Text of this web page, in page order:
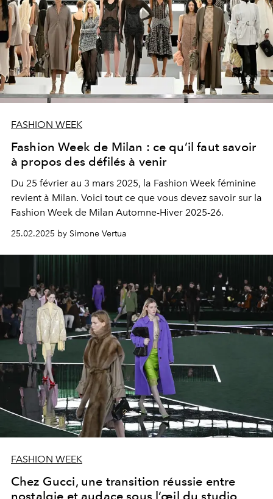
FASHION WEEK
Fashion Week de Milan : ce qu’il faut savoir
à propos des défilés à venir
Du 25 février au 3 mars 2025, la Fashion Week féminine
revient à Milan. Voici tout ce que vous devez savoir sur la
Fashion Week de Milan Automne-Hiver 2025-26.
25.02.2025 by Simone Vertua
FASHION WEEK
Chez Gucci, une transition réussie entre
nostalgie et audace sous l’œil du studio